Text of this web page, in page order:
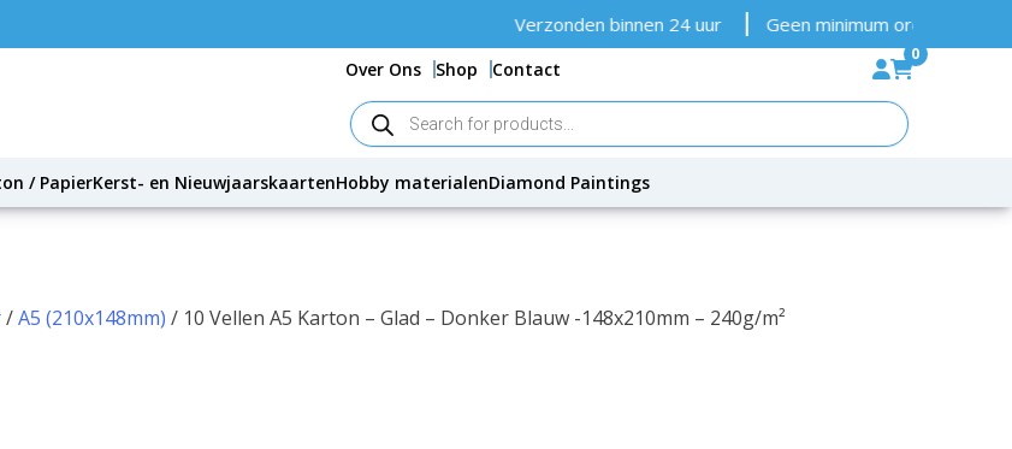
Verzonden binnen 24 uur Geen minimum orderbedrag
Over Ons Shop Contact
0
Producten
zoeken
/ PapierKerst- en NieuwjaarskaartenHobby materialenDiamond Paintings
/A5 (210x148mm) / 10 Vellen A5 Karton – Glad – Donker Blauw -148x210mm – 240g/m²